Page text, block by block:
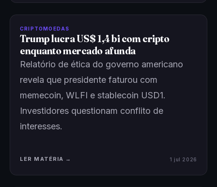
CRIPTOMOEDAS
Trump lucra US$ 1,4 bi com cripto
enquanto mercado afunda
Relatório de ética do governo americano
revela que presidente faturou com
memecoin, WLFI e stablecoin USD1.
Investidores questionam conflito de
interesses.
LER MATÉRIA → 1 jul 2026